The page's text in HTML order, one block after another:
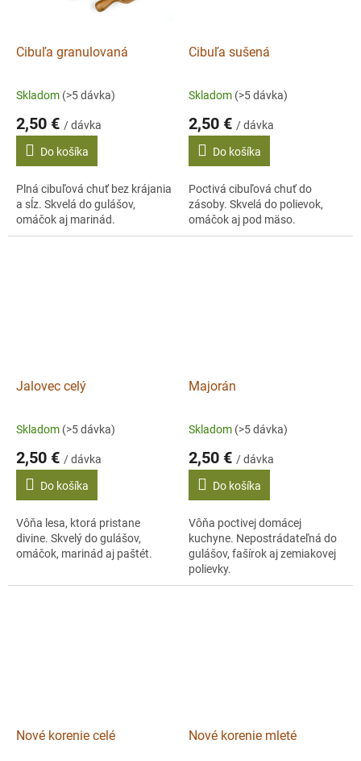
Cibuľa granulovaná
Skladom (>5 dávka)
2,50 € / dávka
Do košíka
Plná cibuľová chuť bez krájania
a sĺz. Skvelá do gulášov,
omáčok aj marinád.
Cibuľa sušená
Skladom (>5 dávka)
2,50 € / dávka
Do košíka
Poctivá cibuľová chuť do
zásoby. Skvelá do polievok,
omáčok aj pod mäso.
Jalovec celý
Skladom (>5 dávka)
2,50 € / dávka
Do košíka
Vôňa lesa, ktorá pristane
divine. Skvelý do gulášov,
omáčok, marinád aj paštét.
Majorán
Skladom (>5 dávka)
2,50 € / dávka
Do košíka
Vôňa poctivej domácej
kuchyne. Nepostrádateľná do
gulášov, fašírok aj zemiakovej
polievky.
Nové korenie celé Nové korenie mleté